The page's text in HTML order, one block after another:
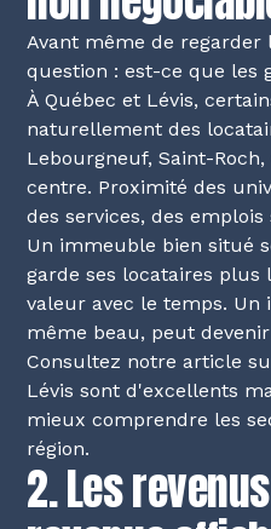
Avant même de regarder
question : est-ce que les
À Québec et Lévis,
naturellement des
Lebourgneuf, Saint-
centre. Proximité des
des services, des emplois
Un immeuble bien situé
garde ses locataires
valeur avec le temps.
même beau, peut
Consultez notre article
Lévis sont d'excellents
mieux comprendre les
région.
2. Les